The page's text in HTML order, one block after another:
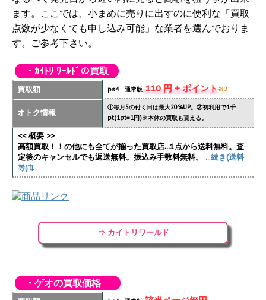
ます。ここでは、小まめに売りに出すのに便利な「買取
点数が少なくても申し込み可能」な業者を選んでおりま
す。ご参考下さい。
・ｶｲﾄﾘ ﾜｰﾙﾄﾞの買取
買取額 ps4 通常版110 円 + ポイント※2
オトク情報
①毎月5の付く日は最大20%UP。②初利用で1千
pt(1pt=1円)※本体の買取も貰える。
<< 概要 >>
高額買取！！の他にも全てが揃った買取店...1点から送料無料。査
定後のキャンセルでも返送無料。振込み手数料無料。
...続き(送料
等)⇅
⇒ カイトリワールド
・ゲオの買取価格